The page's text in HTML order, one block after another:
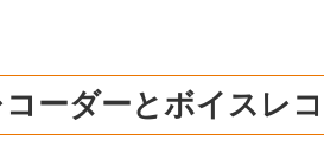
ーダーとボイスレ